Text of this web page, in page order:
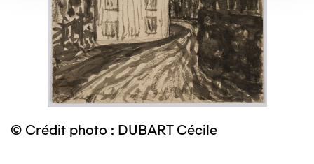
© Crédit photo : DUBART Cécile